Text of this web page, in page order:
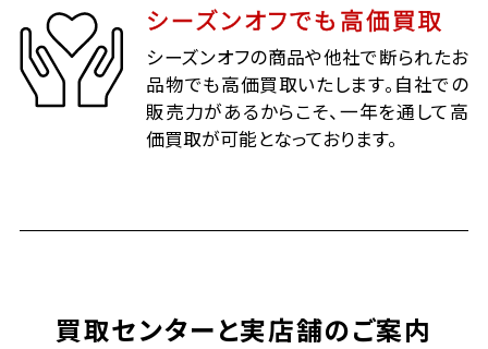
シーズンオフでも高価買取
シーズンオフの商品や他社で断られたお
品物でも高価買取いたします。自社での
販売力があるからこそ、一年を通して高
価買取が可能となっております。
買取センターと実店舗のご案内